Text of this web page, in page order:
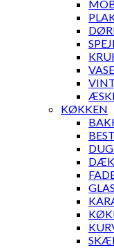
KØKKEN